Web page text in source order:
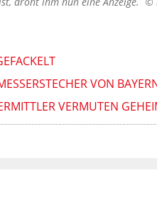
VON
VERMUTEN